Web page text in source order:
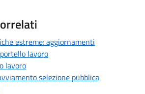
estreme: aggiornamenti
lavoro
lavoro
selezione pubblica